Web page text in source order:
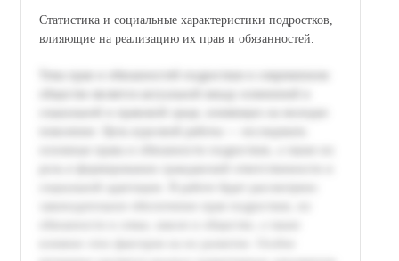
Статистика и социальные характеристики подростков,
влияющие на реализацию их прав и обязанностей.